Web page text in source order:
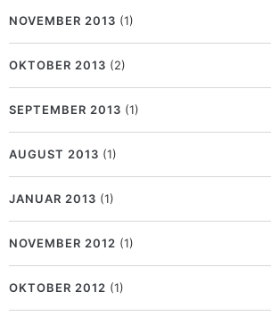
NOVEMBER 2013 (1)
OKTOBER 2013 (2)
SEPTEMBER 2013 (1)
AUGUST 2013 (1)
JANUAR 2013 (1)
NOVEMBER 2012 (1)
OKTOBER 2012 (1)